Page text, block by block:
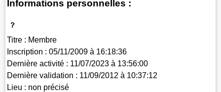
Informations personnelles :
Titre : Membre
Inscription : 05/11/2009 à 16:18:36
Dernière activité : 11/07/2023 à 13:56:00
Dernière validation : 11/09/2012 à 10:37:12
Lieu : non précisé